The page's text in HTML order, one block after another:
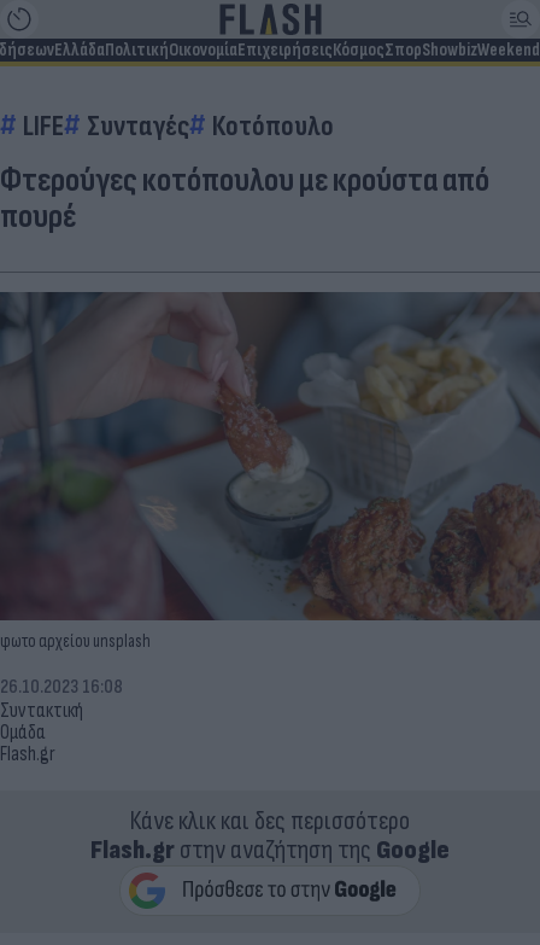
ΕλλάδαΠολιτικήΟικονομίαΕπιχειρήσειςΚόσμοςΣπορShowbizWeekend
LIFE Συνταγές Κοτόπουλο
Φτερούγες κοτόπουλου με κρούστα από
πουρέ
φωτο αρχείου unsplash
Συντακτική
Ομάδα
Flash.gr
26.10.2023 16:08
Κάνε κλικ και δες περισσότερο
Flash.grστην αναζήτηση της Google